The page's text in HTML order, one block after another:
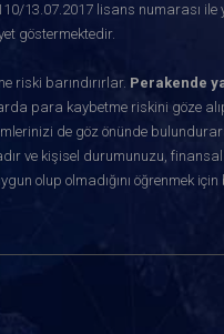
13.07.2017 lisans numarası
göstermektedir.
riski barındırırlar. Perakende
para kaybetme riskini göze
de göz önünde
kişisel durumunuzu, finansal
olup olmadığını öğrenmek için